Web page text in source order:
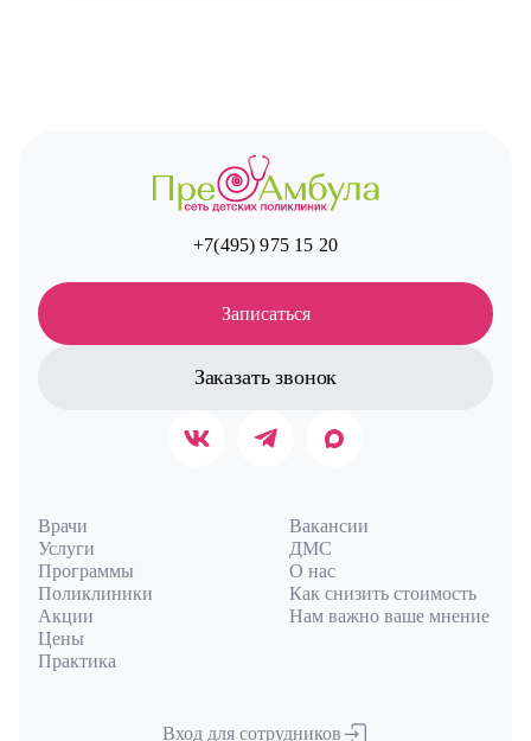
+7(495) 975 15 20
Записаться
Заказать звонок
Врачи
Услуги
Программы
Поликлиники
Акции
Цены
Практика
Вакансии
ДМС
О нас
Как снизить стоимость
Нам важно ваше мнение
Вход для сотрудников